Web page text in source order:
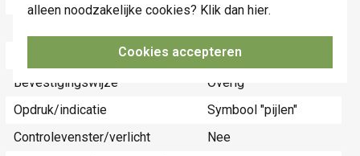
alleen noodzakelijke cookies? Klik dan hier.
Cookies accepteren
Kunststof
Bevestigingswijze
Overig
Opdruk/indicatie
Symbool "pijlen"
Controlevenster/verlicht
Nee